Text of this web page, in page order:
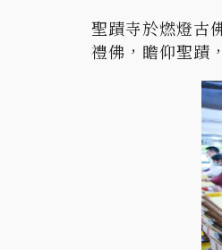
聖蹟寺於燃燈古
禮佛，瞻仰聖蹟